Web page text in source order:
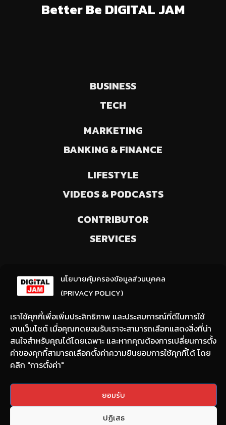
นโยบายคุ้มครองข้อมูลส่วนบุคคล
(PRIVACY POLICY)
เราใช้คุกกี้เพื่อเพิ่มประสิทธิภาพ และประสบการณ์ที่ดีในการใช้
งานเว็บไซต์ เมื่อคุณกดยอมรับเราจะสามารถเลือกแสดงสิ่งที่น่า
สนใจสำหรับคุณได้โดยเฉพาะ และหากคุณต้องการเปลี่ยนการตั้ง
ค่าของคุกกี้สามารถเลือกตั้งค่าความยินยอมการใช้คุกกี้ได้ โดย
คลิก "การตั้งค่า"
ยอมรับ
ปฏิเสธ
Better Be DIGITAL JAM
BUSINESS
TECH
MARKETING
BANKING & FINANCE
LIFESTYLE
VIDEOS & PODCASTS
CONTRIBUTOR
SERVICES
(ให้มีการเลือกความสนใจ / ชอบข่าวด้านใด)
Email:nont@digitaljam.asia